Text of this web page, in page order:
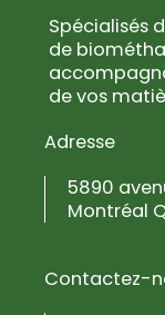
Spécialisés
de
de vos
Adresse
5890
Montréal
Contactez-